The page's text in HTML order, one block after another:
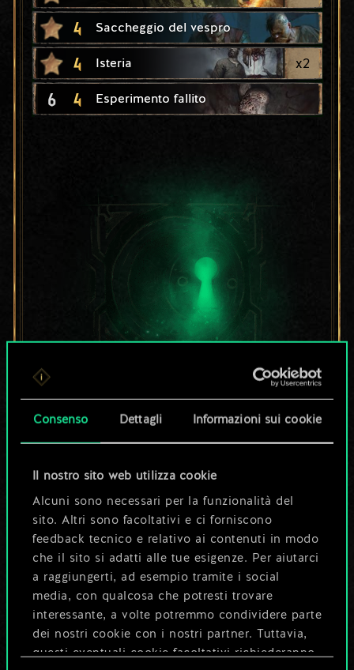
Consenso Dettagli Informazioni sui cookie
Il nostro sito web utilizza cookie
Alcuni sono necessari per la funzionalità del
sito. Altri sono facoltativi e ci forniscono
feedback tecnico e relativo ai contenuti in modo
che il sito si adatti alle tue esigenze. Per aiutarci
a raggiungerti, ad esempio tramite i social
media, con qualcosa che potresti trovare
interessante, a volte potremmo condividere parte
dei nostri cookie con i nostri partner. Tuttavia,
questi eventuali cookie facoltativi richiederanno
4 Saccheggio del vespro
4 Isteria x2
6 4 Esperimento fallito
Per ora, è solo un
set di carte
condiviso.
Ma può diventare
molto altro!
Dai un nome al mazzo e crea una
guida